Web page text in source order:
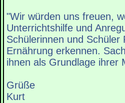
"Wir würden uns freuen,
Unterrichtshilfe und
Schülerinnen und
Ernährung erkennen.
ihnen als Grundlage ihrer
Grüße
Kurt